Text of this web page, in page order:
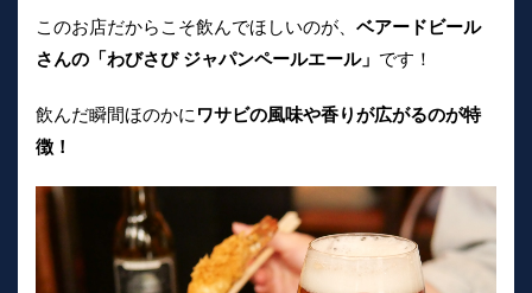
このお店だからこそ飲んでほしいのが、 ベアードビール
さんの「わびさび ジャパンペールエール」 です！
飲んだ瞬間ほのかに ワサビの風味や香りが広がるのが特
徴！